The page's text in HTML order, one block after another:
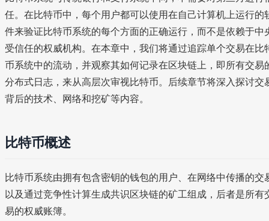
任。在比特币中，每个用户都可以使用在自己计算机上运行的
件来验证比特币系统的每个方面的正确运行，而不是依赖于中
受信任的权威机构。在本章中，我们将通过追踪单个交易在比
币系统中的流动，并观察其如何记录在区块链上，即所有交易
分布式日志，来从高层次审视比特币。后续章节将深入探讨交
背后的技术、网络和挖矿等内容。
比特币概述
比特币系统由拥有包含密钥的钱包的用户、在网络中传播的交
以及通过竞争性计算生成共识区块链的矿工组成，后者是所有
易的权威账簿。